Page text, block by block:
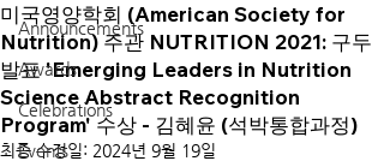
Announcements
Awards
Celebrations
Events
미국영양학회 (American Society for
Nutrition) 주관 NUTRITION 2021: 구두
발표 'Emerging Leaders in Nutrition
Science Abstract Recognition
Program' 수상 - 김혜윤 (석박통합과정)
최종 수정일: 2024년 9월 19일